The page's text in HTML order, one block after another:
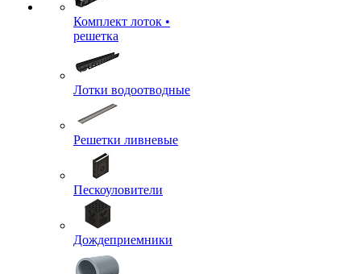
Комплект лоток •
решетка
Лотки водоотводные
Решетки ливневые
Пескоуловители
Дождеприемники